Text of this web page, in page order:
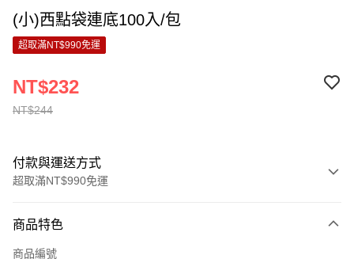
(小)西點袋連底100入/包
超取滿NT$990免運
NT$244
NT$232
付款與運送方式
超取滿NT$990免運
信用卡一次付款
商品特色
商品編號